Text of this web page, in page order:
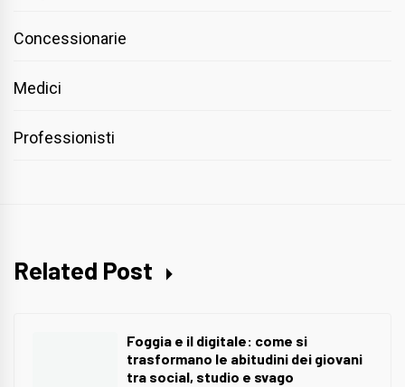
Concessionarie
Medici
Professionisti
Related Post
Foggia e il digitale: come si
trasformano le abitudini dei giovani
tra social, studio e svago